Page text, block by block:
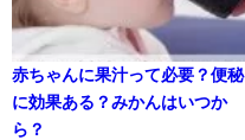
赤ちゃんに果汁って必要？便秘
に効果ある？みかんはいつか
ら？